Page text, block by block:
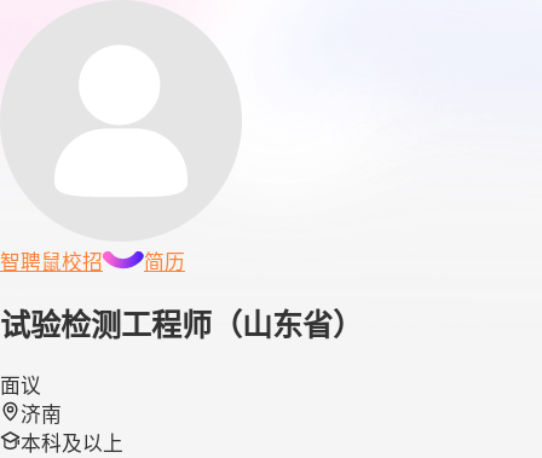
智聘鼠校招 简历
试验检测工程师（山东省）
面议
济南
本科及以上